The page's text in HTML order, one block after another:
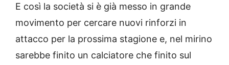
E così la società si è già messo in grande
movimento per cercare nuovi rinforzi in
attacco per la prossima stagione e, nel mirino
sarebbe finito un calciatore che finito sul